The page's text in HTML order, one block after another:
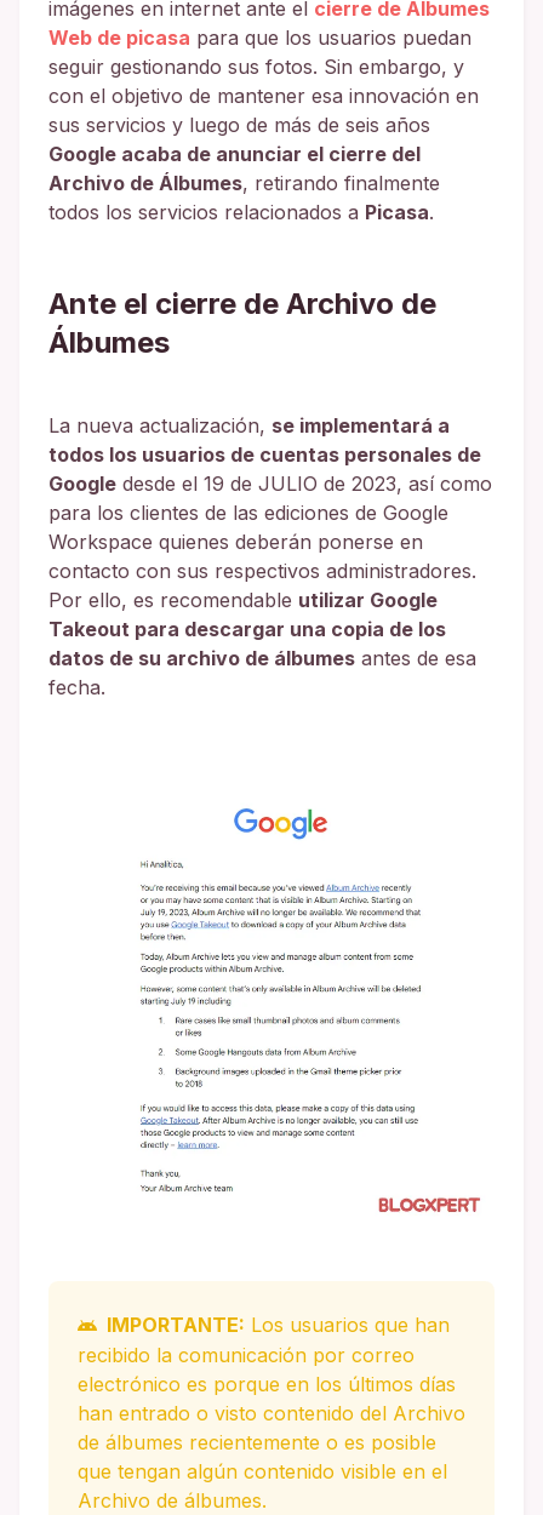
imágenes en internet ante el cierre de Álbumes
Web de picasa para que los usuarios puedan
seguir gestionando sus fotos. Sin embargo, y
con el objetivo de mantener esa innovación en
sus servicios y luego de más de seis años
Google acaba de anunciar el cierre del
Archivo de Álbumes, retirando finalmente
todos los servicios relacionados a Picasa.
Ante el cierre de Archivo de
Álbumes
La nueva actualización, se implementará a
todos los usuarios de cuentas personales de
Google desde el 19 de JULIO de 2023, así como
para los clientes de las ediciones de Google
Workspace quienes deberán ponerse en
contacto con sus respectivos administradores.
Por ello, es recomendable utilizar Google
Takeout para descargar una copia de los
datos de su archivo de álbumes antes de esa
fecha.
IMPORTANTE: Los usuarios que han
recibido la comunicación por correo
electrónico es porque en los últimos días
han entrado o visto contenido del Archivo
de álbumes recientemente o es posible
que tengan algún contenido visible en el
Archivo de álbumes.